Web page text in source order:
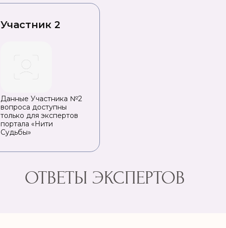
Участник 2
Данные Участника №2
вопроса доступны
только для экспертов
портала «Нити
Судьбы»
ОТВЕТЫ ЭКСПЕРТОВ